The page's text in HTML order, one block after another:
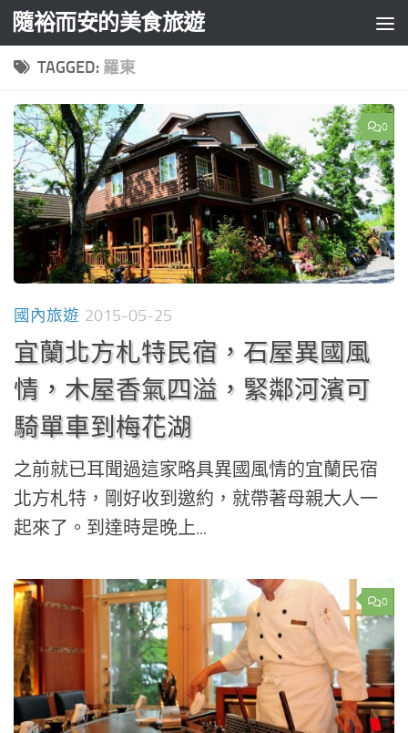
Skip to content
隨裕而安的美食旅遊
TAGGED: 羅東
0
國內旅遊 2015-05-25
宜蘭北方札特民宿，石屋異國風
情，木屋香氣四溢，緊鄰河濱可
騎單車到梅花湖
之前就已耳聞過這家略具異國風情的宜蘭民宿
北方札特，剛好收到邀約，就帶著母親大人一
起來了。到達時是晚上...
0